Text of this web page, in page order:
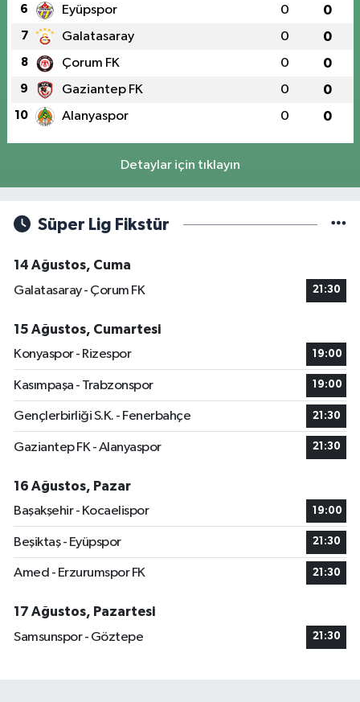
6 Eyüpspor 0 0
7 Galatasaray 0 0
8 Çorum FK 0 0
9 Gaziantep FK 0 0
10 Alanyaspor 0 0
Detaylar için tıklayın
Süper Lig Fikstür
14 Ağustos, Cuma
Galatasaray - Çorum FK
21:30
15 Ağustos, Cumartesi
Konyaspor - Rizespor
19:00
Kasımpaşa - Trabzonspor 19:00
Gençlerbirliği S.K. - Fenerbahçe 21:30
Gaziantep FK - Alanyaspor 21:30
16 Ağustos, Pazar
Başakşehir - Kocaelispor
19:00
Beşiktaş - Eyüpspor 21:30
Amed - Erzurumspor FK 21:30
17 Ağustos, Pazartesi
Samsunspor - Göztepe
21:30